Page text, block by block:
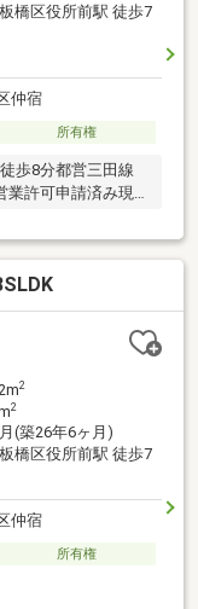
橋区役所前駅 徒歩7
仲宿
所有権
歩8分都営三田線
許可申請済み現在
宿店→約200m 徒歩
きやす本舗仲宿店→
約130m 徒歩2分
5分ココカラファ
2
2
(築26年6ヶ月)
橋区役所前駅 徒歩7
仲宿
所有権